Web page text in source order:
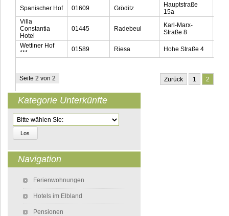
Spanischer Hof 01609 Gröditz
Hauptstraße
15a
Villa
Constantia
Hotel
01445 Radebeul
Karl-Marx-
Straße 8
Wettiner Hof
***
01589 Riesa Hohe Straße 4
Seite 2 von 2 Zurück 1 2
Kategorie Unterkünfte
Zielseite
Navigation
Ferienwohnungen
Hotels im Elbland
Pensionen